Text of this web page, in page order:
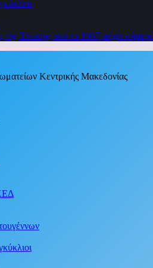
της Ένωσης από το 1967 μέχρι
Κεντρικής Μακεδονίας